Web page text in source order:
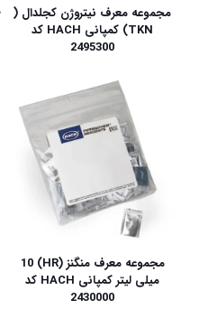
مجموعه معرف نیتروژن کجلدال (
TKN) کمپانی HACH کد
2495300
مجموعه معرف منگنز (HR) 10
میلی لیتر کمپانی HACH کد
2430000